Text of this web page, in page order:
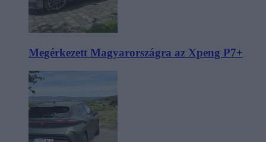
Megérkezett Magyarországra az Xpeng P7+